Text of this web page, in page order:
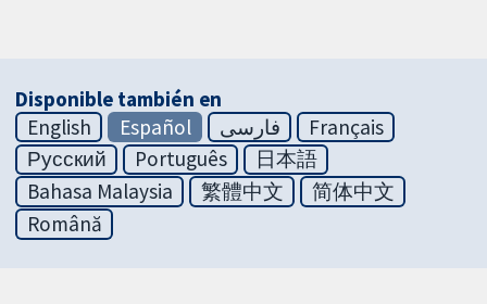
Disponible también en
English
Español فارسی
Français
Русский
Português
日本語
Bahasa Malaysia
繁體中文
简体中文
Română